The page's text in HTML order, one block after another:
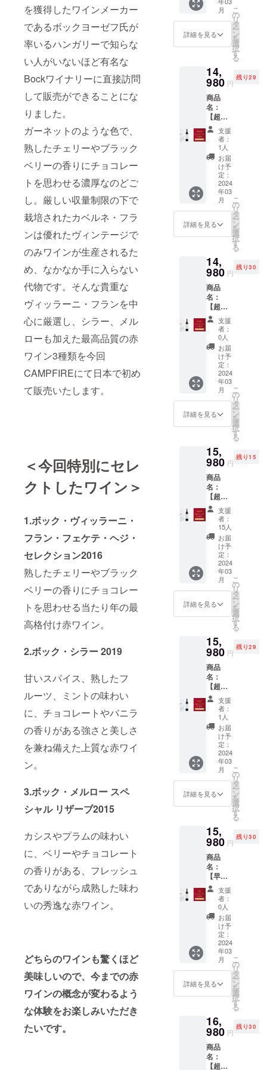
を獲得したワインメーカー
であるボックヨーゼフ氏が
率いるハンガリーで知らな
い人がいないほど有名な
Bockワイナリーに直接訪問
して販売ができることにな
りました。
ガーネットのような色で、
熟したチェリーやブラック
ベリーの香りにチョコレー
トを思わせる濃厚なのどご
し。厳しい収量制限の下で
栽培されたカベルネ・フラ
ンは優れたヴィンテージで
のみワインが生産されるた
め、なかなか手に入らない
代物です。そんな貴重な
ヴィッラーニ・フランを中
心に厳選し、シラー、メル
ローも加えた最高品質の赤
ワイン3種類を今回
CAMPFIREにて日本で初め
て販売いたします。
＜今回特別にセレ
クトしたワイン＞
1.ボック・ヴィッラーニ・
フラン・フェケテ・ヘジ・
セレクション2016
熟したチェリーやブラック
ベリーの香りにチョコレー
トを思わせる当たり年の最
高格付け赤ワイン。
2.ボック・シラー 2019
甘いスパイス、熟したフ
ルーツ、ミントの味わい
に、チョコレートやバニラ
の香りがある強さと美しさ
を兼ね備えた上質な赤ワイ
ン。
3.ボック・メルロー スペ
シャル リザーブ2015
カシスやプラムの味わい
に、ベリーやチョコレート
の香りがある、フレッシュ
でありながら成熟した味わ
いの秀逸な赤ワイン。
どちらのワインも驚くほど
美味しいので、今までの赤
ワインの概念が変わるよう
な体験をお楽しみいただき
たいです。
2019 価
格：
17,980
円
→13,98
0円
円引
き） 商
品説
明：ボ
コルの
ぶどう
畑から
で収穫
量を制
限した
特別な
シラー
から造
られて
いま
す。発
酵後、
18ヶ月
熟成し
まし
た。ほ
んのり
黒みを
帯びた
ガー
ネット
レッド
の色調
が特徴
で、香
りには
甘いス
パイ
ス、過
ントが
感じら
れ、新
しいに
よる
チョコ
レート
とバニ
ラの
ニュア
ンスが
アクセ
ントと
して効
いてい
ぶどう
品種：
タイ
プ：
赤 辛
口 アル
コール
度数：
15.08%
内容
量：
750ml ※
送料込
みの価
格とな
りま
す。 ※
のリ
ターン
方は購
入する
ことが
できま
せん。
月
詳細を見る
こ
の
リ
タ
ー
ン
を
選
択
す
る
14,
980 円
残り29
商品
名：
【超超
早割・
30名限
定・
21%OF
F】ボッ
ク・メ
ルロー
スペ
シャル
リザー
ブ2015
価格：
18,980
→14,98
0円
（4,000
円引
き） 商
品説
明：ウ
ルド
ガー
ロック
のぶど
う畑で
厳選さ
れたメ
ルロー
から造
られて
ワイン
はバ
リック
樽で
12ヶ月
熟成さ
れ、そ
の後さ
らに
12ヶ月
大樽に
移され
ます。
このワ
インは
良い天
候に恵
払って
作られ
まし
た。フ
ルボ
ディで
しっか
りとし
たタン
ニンが
あり、
素晴ら
しいポ
テン
シャル
ていま
す。カ
のフ
レッ
シュで
ありな
がらも
成熟し
たアロ
マが感
じら
れ、味
わいに
はベ
リーと
チョコ
レート
られま
す。 ぶ
ルロー
100%
タイ
プ：
赤 辛
支援
者：
1人
お届
け予
定：
2024
年03
月
詳細を見る
こ
の
リ
タ
ー
ン
を
選
択
す
る
14,
980 円
残り30
商品
名：
【超早
割・30
名限
定・
17%OF
F】ボッ
ク・シ
ラー
2019 価
格：
17,980
円
→14,98
0円
円引
き） 商
品説
明：ボ
コルの
ぶどう
畑から
で収穫
量を制
限した
特別な
シラー
から造
られて
いま
す。発
酵後、
18ヶ月
熟成し
まし
た。ほ
んのり
黒みを
帯びた
ガー
ネット
レッド
の色調
が特徴
で、香
りには
甘いス
パイ
ス、過
ントが
感じら
れ、新
しいに
よる
チョコ
レート
とバニ
ラの
ニュア
ンスが
アクセ
ントと
して効
いてい
ぶどう
品種：
タイ
プ：
赤 辛
口 アル
コール
支援
者：
0人
お届
け予
定：
2024
年03
月
詳細を見る
こ
の
リ
タ
ー
ン
を
選
択
す
る
15,
980 円
残り15
商品
名：
【超超
早割・
30名限
定・
20%OF
F】ボッ
ク・
ヴィ
ラー
ニ・フ
ラン・
フェケ
テ・ヘ
ジ・セ
ション
2016 価
格：
19,980
円
→15,98
0円
（4,000
円引
き） 商
品説
明：
フェケ
テ・ヘ
ジのぶ
どう畑
で生産
したカ
ベル
ネ・フ
ランで
作られ
たワイ
ン。こ
ちらの
カベル
ネ・フ
ランの
ワイン
は、卓
越した
年のみ
造られ
ます。
リック
樽で
24ヶ月
熟成さ
れま
支援
者：
15人
お届
け予
定：
2024
年03
月
詳細を見る
こ
の
リ
タ
ー
ン
を
選
択
す
る
15,
980 円
残り29
商品
名：
【超早
割・30
名限
定・
16%OF
F】ボッ
ク・メ
ルロー
スペ
シャル
リザー
ブ2015
価格：
18,980
→15,98
0円
（3,000
円引
き） 商
品説
明：ウ
ルド
ガー
ロック
のぶど
う畑で
厳選さ
れたメ
ルロー
から造
られて
ワイン
はバ
リック
樽で
12ヶ月
支援
者：
1人
お届
け予
定：
2024
年03
月
詳細を見る
こ
の
リ
タ
ー
ン
を
選
択
す
る
15,
980 円
残り30
商品
名：
【早
割・30
名限
定・
11%OF
F】ボッ
ク・メ
ルロー
スペ
シャル
リザー
ブ2015
価格：
17,980
→15,98
0円
（2,000
円引
き） 商
品説
支援
者：
0人
お届
け予
定：
2024
年03
月
詳細を見る
こ
の
リ
タ
ー
ン
を
選
択
す
る
16,
980 円
残り30
商品
名：
【超早